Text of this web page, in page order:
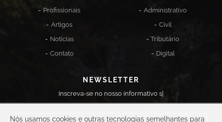
Profissionais
Artigos
Notícias
Contato
Administrativo
Civil
Tributário
Digital
NEWSLETTER
Inscreva-se no nosso in|
Nós usamos cookies e outras tecnologias semelhantes para